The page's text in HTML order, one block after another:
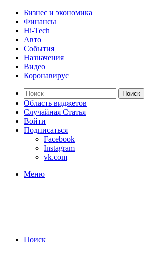
Бизнес и экономика
Финансы
Hi-Tech
Авто
События
Назначения
Видео
Коронавирус
Поиск
Область виджетов
Случайная Статья
Войти
Подписаться
Facebook
Instagram
vk.com
Меню
Поиск